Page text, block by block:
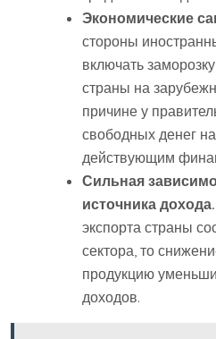
Экономические
стороны
включать
страны на
причине у
свободных денег
действующим
Сильная
источника дохода.
экспорта страны
сектора, то
продукцию
доходов.